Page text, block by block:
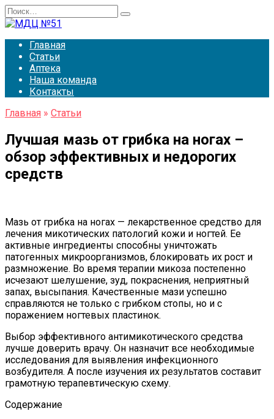
Перейти
к
Search
for:
Главная
Статьи
Аптека
Наша команда
Контакты
Главная » Статьи
Лучшая мазь от грибка на ногах –
обзор эффективных и недорогих
средств
Мазь от грибка на ногах — лекарственное средство для
лечения микотических патологий кожи и ногтей. Ее
активные ингредиенты способны уничтожать
патогенных микроорганизмов, блокировать их рост и
размножение. Во время терапии микоза постепенно
исчезают шелушение, зуд, покраснения, неприятный
запах, высыпания. Качественные мази успешно
справляются не только с грибком стопы, но и с
поражением ногтевых пластинок.
Выбор эффективного антимикотического средства
лучше доверить врачу. Он назначит все необходимые
исследования для выявления инфекционного
возбудителя. А после изучения их результатов составит
грамотную терапевтическую схему.
Содержание